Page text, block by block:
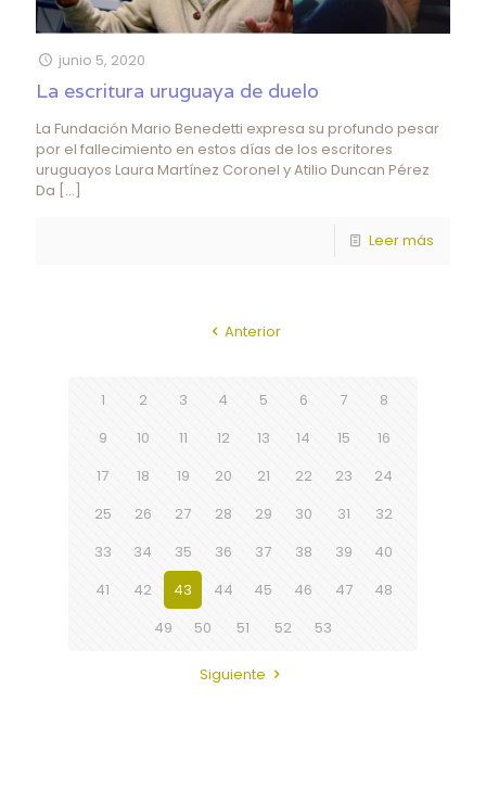
junio 5, 2020
La escritura uruguaya de duelo
La Fundación Mario Benedetti expresa su profundo pesar
por el fallecimiento en estos días de los escritores
uruguayos Laura Martínez Coronel y Atilio Duncan Pérez
Da […]
Leer más
Anterior
1 2 3 4 5 6 7
8
9
10 11 12 13 14 15
16
17
18 19 20 21 22 23
24
25
26 27 28 29 30 31
32
33
34 35 36 37 38 39
40
41
42 43 44 45 46 47
48
49
50 51 52 53
Siguiente